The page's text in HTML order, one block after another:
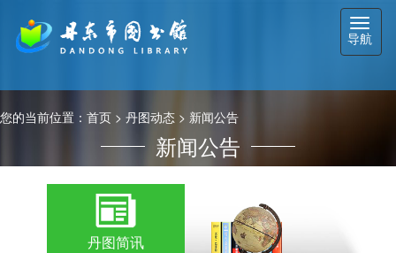
切
换
导
导航
您的当前位置： 首页 > 丹图动态 > 新闻公告
新闻公告
丹图简讯